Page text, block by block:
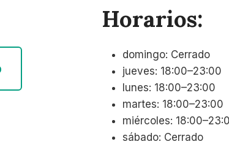
Horarios:
domingo: Cerrado
jueves: 18:00–23:00
lunes: 18:00–23:00
martes: 18:00–23:00
miércoles:
sábado: Cerrado